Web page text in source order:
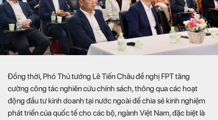
Đồng thời, Phó Thủ tướng Lê Tiến Châu đề nghị FPT tăng
cường công tác nghiên cứu chính sách, thông qua các hoạt
động đầu tư kinh doanh tại nước ngoài để chia sẻ kinh nghiệm
phát triển của quốc tế cho các bộ, ngành Việt Nam, đặc biệt là